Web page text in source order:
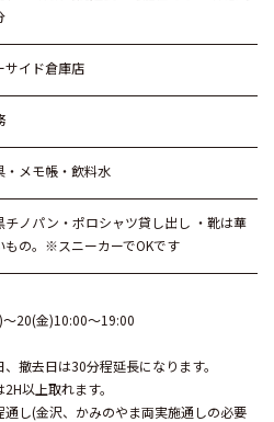
サイド倉庫店
・メモ帳・飲料水
チノパン・ポロシャツ貸し出し ・靴は華
もの。※スニーカーでOKです
20(金)10:00～19:00
撤去日は30分程延長になります。
以上取れます。
し(金沢、かみのやま両実施通しの必要